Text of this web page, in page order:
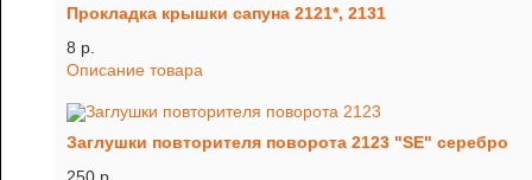
Прокладка крышки сапуна 2121*, 2131
8 p.
Описание товара
Заглушки повторителя поворота 2123 "SE" серебро